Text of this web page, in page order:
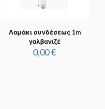
Λαμάκι συνδέσεως 1m
γαλβανιζέ
0,00€